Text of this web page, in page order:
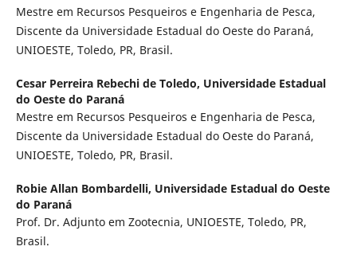
Mestre em Recursos Pesqueiros e Engenharia de Pesca,
Discente da Universidade Estadual do Oeste do Paraná,
UNIOESTE, Toledo, PR, Brasil.
Cesar Perreira Rebechi de Toledo, Universidade Estadual
do Oeste do Paraná
Mestre em Recursos Pesqueiros e Engenharia de Pesca,
Discente da Universidade Estadual do Oeste do Paraná,
UNIOESTE, Toledo, PR, Brasil.
Robie Allan Bombardelli, Universidade Estadual do Oeste
do Paraná
Prof. Dr. Adjunto em Zootecnia, UNIOESTE, Toledo, PR,
Brasil.